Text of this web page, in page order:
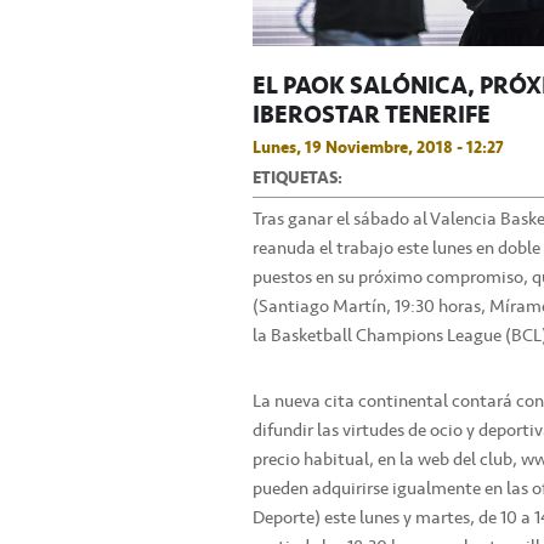
EL PAOK SALÓNICA,
IBEROSTAR TENERIFE
Lunes, 19 Noviembre, 2018 - 12:27
ETIQUETAS:
Tras ganar el sábado al Valencia
reanuda el trabajo este lunes en
puestos en su próximo compromiso,
(Santiago Martín, 19:30 horas,
la Basketball Champions League
La nueva cita continental contará
difundir las virtudes de ocio y
precio habitual, en la web del club,
pueden adquirirse igualmente en las
Deporte) este lunes y martes, de 10 a